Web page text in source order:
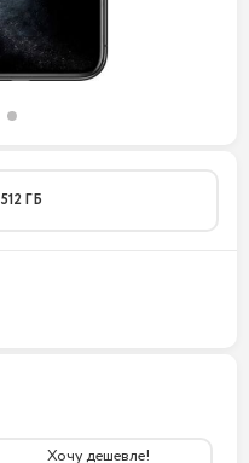
512 ГБ
Хочу дешевле!